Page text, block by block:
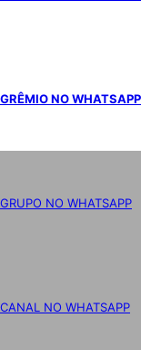
GRÊMIO NO WHATSAPP
GRUPO NO WHATSAPP
CANAL NO WHATSAPP